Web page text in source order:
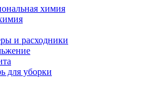
химия
и расходники
для уборки